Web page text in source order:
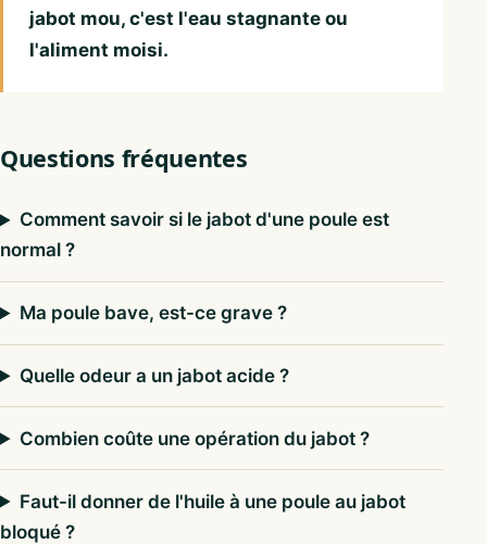
jabot mou, c'est l'eau stagnante ou
l'aliment moisi.
Questions fréquentes
Comment savoir si le jabot d'une poule est
normal ?
Ma poule bave, est-ce grave ?
Quelle odeur a un jabot acide ?
Combien coûte une opération du jabot ?
Faut-il donner de l'huile à une poule au jabot
bloqué ?